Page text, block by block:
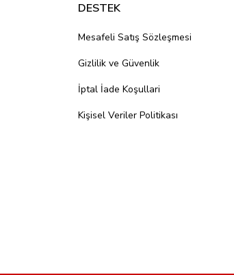
DESTEK
Mesafeli Satış Sözleşmesi
Gizlilik ve Güvenlik
İptal İade Koşullari
Kişisel Veriler Politikası